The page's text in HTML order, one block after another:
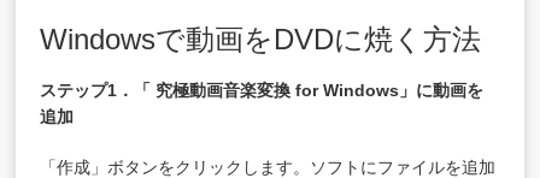
Windowsで動画をDVDに焼く方法
ステップ1．「 究極動画音楽変換 for Windows」に動画を
追加
「作成」ボタンをクリックします。ソフトにファイルを追加